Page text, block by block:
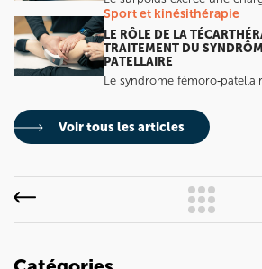
Sport et kinésithérapie
LE RÔLE DE LA
TRAITEMENT DU
PATELLAIRE
Le syndrome
Voir tous les articles